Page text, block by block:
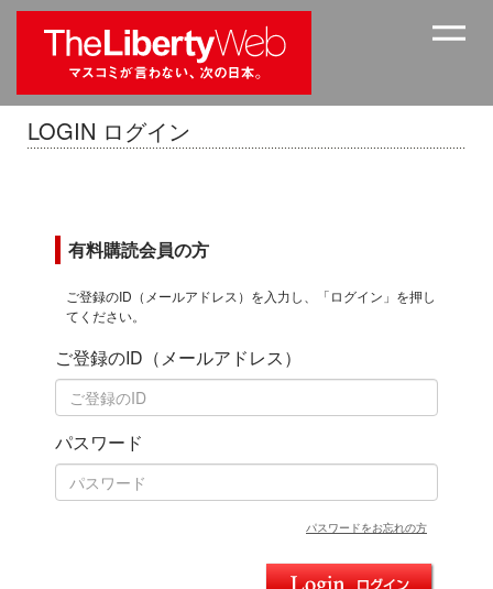
LOGIN ログイン
有料購読会員の方
ご登録のID（メールアドレス）を入力し、「ログイン」を押し
てください。
ご登録のID（メールアドレス）
パスワード
パスワードをお忘れの方